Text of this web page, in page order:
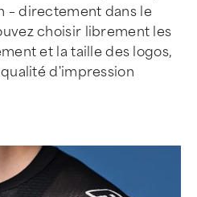
– directement dans le
choisir librement les
et la taille des logos,
d'impression